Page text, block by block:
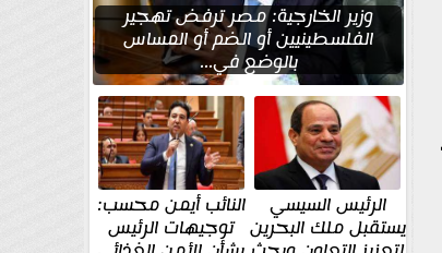
وزير الخارجية: مصر ترفض تهجير
الفلسطينيين أو الضم أو المساس
بالوضع في...
الرئيس السيسي
يستقبل ملك البحرين
النائب أيمن محسب:
توجيهات الرئيس